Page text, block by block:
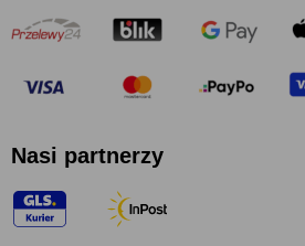
Nasi partnerzy